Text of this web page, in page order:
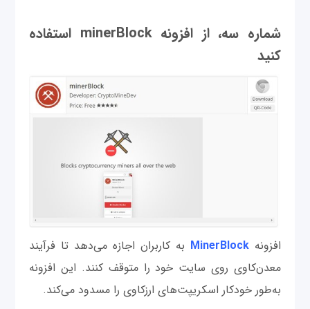
شماره سه، از افزونه minerBlock استفاده
کنید
افزونهMinerBlock به کاربران اجازه می‌دهد تا فرآیند
معدن‌کاوی روی سایت خود را متوقف کنند. این افزونه
به‌طور خودکار اسکریپت‌های ارزکاوی را مسدود می‌کند.